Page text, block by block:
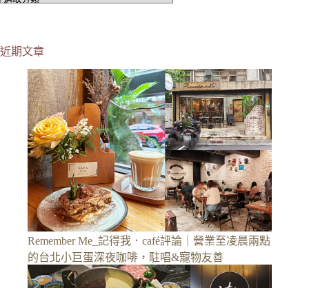
近期文章
Remember Me_記得我．café評論｜營業至凌晨兩點
的台北小巨蛋深夜咖啡，駐唱&寵物友善